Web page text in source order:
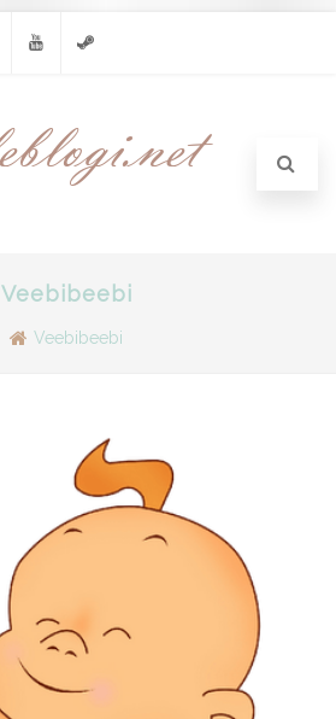
Veebibeebi
Veebibeebi